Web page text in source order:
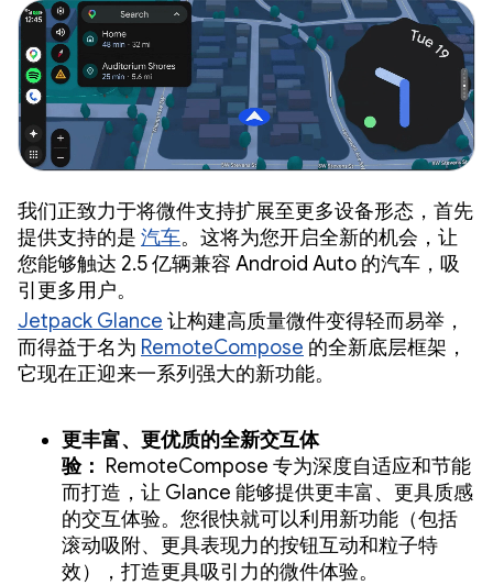
我们正致力于将微件支持扩展至更多设备形态，首先
提供支持的是 汽车。这将为您开启全新的机会，让
您能够触达 2.5 亿辆兼容 Android Auto 的汽车，吸
引更多用户。
Jetpack Glance 让构建高质量微件变得轻而易举，
而得益于名为 RemoteCompose 的全新底层框架，
它现在正迎来一系列强大的新功能。
更丰富、更优质的全新交互体
验： RemoteCompose 专为深度自适应和节能
而打造，让 Glance 能够提供更丰富、更具质感
的交互体验。您很快就可以利用新功能（包括
滚动吸附、更具表现力的按钮互动和粒子特
效），打造更具吸引力的微件体验。